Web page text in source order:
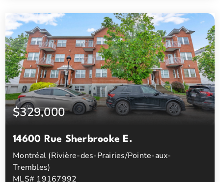
Chambres à coucher
Salles de bain
$329,000
14600 Rue Sherbrooke E.
Montréal (Rivière-des-Prairies/Pointe-aux-
Trembles)
MLS# 19167992